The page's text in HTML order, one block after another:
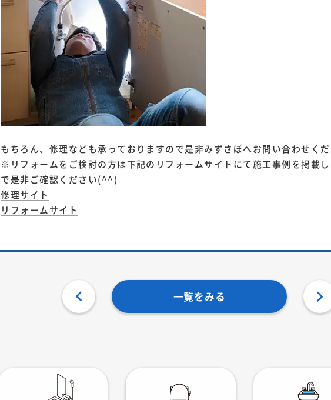
もちろん、修理なども承っておりますので是非みずさぽへお問い合わせく
※リフォームをご検討の方は下記のリフォームサイトにて施工事例を掲載
で是非ご確認ください(^^)
修理サイト
リフォームサイト
一覧をみる